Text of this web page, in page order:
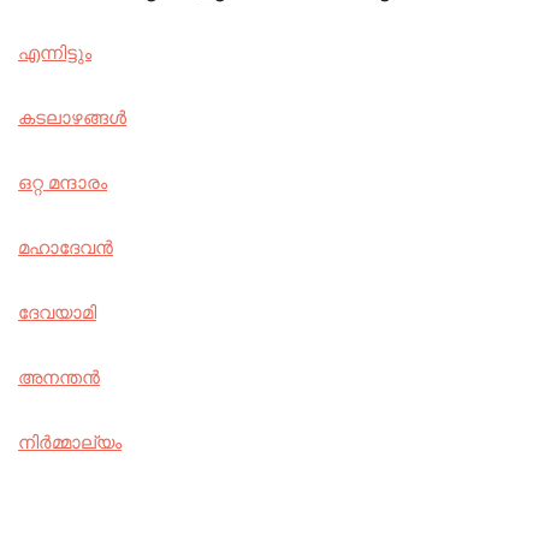
എന്നിട്ടും
കടലാഴങ്ങൾ
ഒറ്റ മന്ദാരം
മഹാദേവൻ
ദേവയാമി
അനന്തൻ
നിർമ്മാല്യം